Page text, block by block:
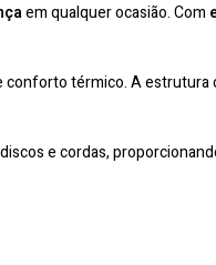
em qualquer ocasião. Com
conforto térmico. A
e cordas,